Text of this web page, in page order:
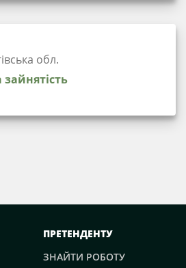
обл.
ПРЕТЕНДЕНТУ
ЗНАЙТИ РОБОТУ